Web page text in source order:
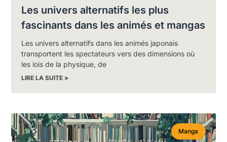
Les univers alternatifs les plus
fascinants dans les animés et mangas
Les univers alternatifs dans les animés japonais
transportent les spectateurs vers des dimensions où
les lois de la physique, de
LIRE LA SUITE »
Manga